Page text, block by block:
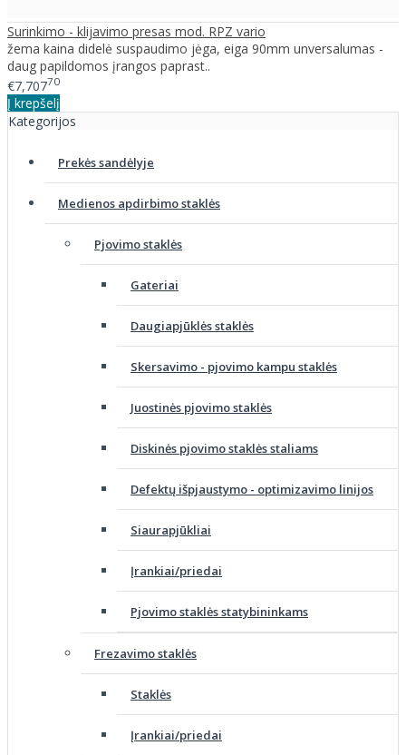
Surinkimo - klijavimo presas mod. RPZ vario
žema kaina didelė suspaudimo jėga, eiga 90mm unversalumas -
daug papildomos įrangos paprast..
€7,70770
Į krepšelį
Kategorijos
Prekės sandėlyje
Medienos apdirbimo staklės
Pjovimo staklės
Gateriai
Daugiapjūklės staklės
Skersavimo - pjovimo kampu staklės
Juostinės pjovimo staklės
Diskinės pjovimo staklės staliams
Defektų išpjaustymo - optimizavimo linijos
Siaurapjūkliai
Įrankiai/priedai
Pjovimo staklės statybininkams
Frezavimo staklės
Staklės
Įrankiai/priedai